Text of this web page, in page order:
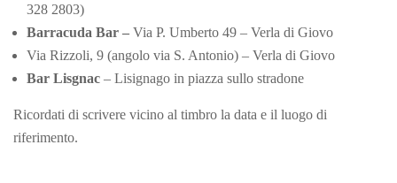
328 2803)
Barracuda Bar – Via P. Umberto 49 – Verla di Giovo
Via Rizzoli, 9 (angolo via S. Antonio) – Verla di Giovo
Bar Lisgnac – Lisignago in piazza sullo stradone
Ricordati di scrivere vicino al timbro la data e il luogo di
riferimento.